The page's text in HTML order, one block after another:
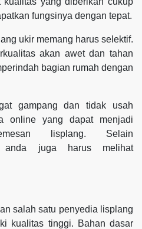
fungsinya dengan tepat.
ukir memang harus selektif.
akan awet dan tahan
bagian rumah dengan
gampang dan tidak usah
online yang dapat menjadi
lisplang. Selain
anda juga harus melihat
salah satu penyedia lisplang
kualitas tinggi. Bahan dasar